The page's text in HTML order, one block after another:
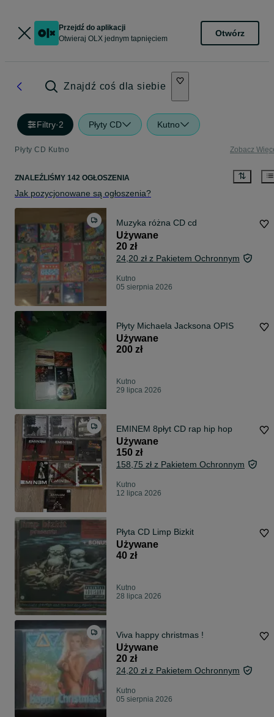
Przejdź do aplikacji
Otwieraj OLX jednym tapnięciem
Otwórz
Znajdź coś dla siebie
Filtry·2 Płyty CD Kutno
Płyty CD Kutno Zobacz
ZNALEŹLIŚMY 142 OGŁOSZENIA
Jak pozycjonowane są ogłoszenia?
Muzyka różna CD cd
Używane
20 zł
24,20 zł z Pakietem Ochronnym
Kutno
05 sierpnia 2026
Płyty Michaela Jacksona OPIS
Używane
200 zł
Kutno
29 lipca 2026
EMINEM 8płyt CD rap hip hop
Używane
150 zł
158,75 zł z Pakietem Ochronnym
Kutno
12 lipca 2026
Płyta CD Limp Bizkit
Używane
40 zł
Kutno
28 lipca 2026
Viva happy christmas !
Używane
20 zł
24,20 zł z Pakietem Ochronnym
Kutno
05 sierpnia 2026